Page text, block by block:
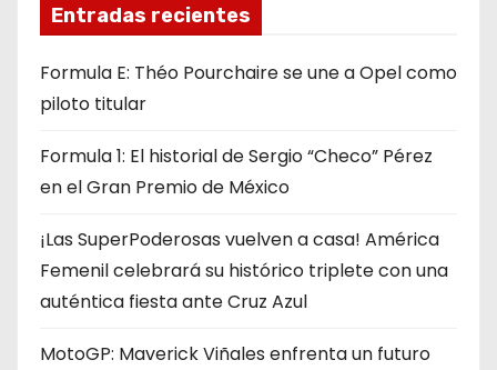
Entradas recientes
Formula E: Théo Pourchaire se une a Opel como
piloto titular
Formula 1: El historial de Sergio “Checo” Pérez
en el Gran Premio de México
¡Las SuperPoderosas vuelven a casa! América
Femenil celebrará su histórico triplete con una
auténtica fiesta ante Cruz Azul
MotoGP: Maverick Viñales enfrenta un futuro